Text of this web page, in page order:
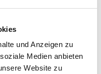
und Anzeigen zu
Medien anbieten
Website zu